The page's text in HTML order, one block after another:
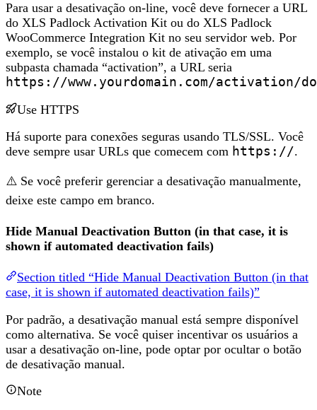
Para usar a desativação on-line, você deve fornecer a URL
do XLS Padlock Activation Kit ou do XLS Padlock
WooCommerce Integration Kit no seu servidor web. Por
exemplo, se você instalou o kit de ativação em uma
subpasta chamada “activation”, a URL seria
https://www.yourdomain.com/activation/
Use HTTPS
Há suporte para conexões seguras usando TLS/SSL. Você
deve sempre usar URLs que comecem com https://.
⚠️ Se você preferir gerenciar a desativação manualmente,
deixe este campo em branco.
Hide Manual Deactivation Button (in that case, it is
shown if automated deactivation fails)
Section titled “Hide Manual Deactivation Button (in that
case, it is shown if automated deactivation fails)”
Por padrão, a desativação manual está sempre disponível
como alternativa. Se você quiser incentivar os usuários a
usar a desativação on-line, pode optar por ocultar o botão
de desativação manual.
Note